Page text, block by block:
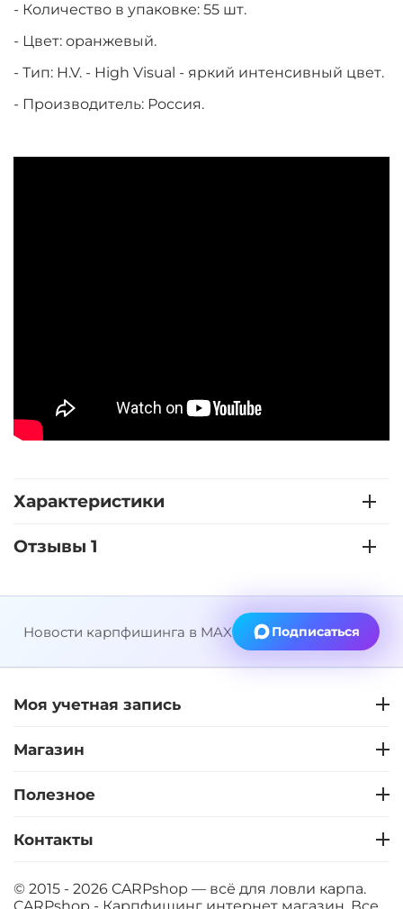
- Количество в упаковке: 55 шт.
- Цвет: оранжевый.
- Тип: H.V. - High Visual - яркий интенсивный цвет.
- Производитель: Россия.
Характеристики
Отзывы 1
Новости карпфишинга в MAX Подписаться
Моя учетная запись
Магазин
Полезное
Контакты
© 2015 - 2026 CARPshop — всё для ловли карпа.